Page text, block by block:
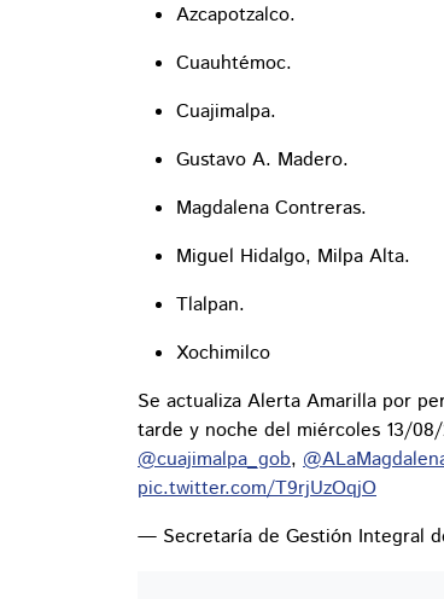
Azcapotzalco.
Cuauhtémoc.
Cuajimalpa.
Gustavo A. Madero.
Magdalena Contreras.
Miguel Hidalgo, Milpa Alta.
Tlalpan.
Xochimilco
Se actualiza Alerta Amarilla por
tarde y noche del miércoles 13/
@cuajimalpa_gob,
pic.twitter.com/T9rjUzOqjO
— Secretaría de Gestión Integral